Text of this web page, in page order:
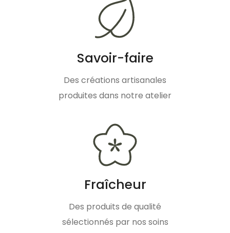
Savoir-faire
Des créations artisanales
produites dans notre atelier
Fraîcheur
Des produits de qualité
sélectionnés par nos soins